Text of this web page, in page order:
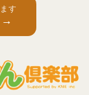
す
→